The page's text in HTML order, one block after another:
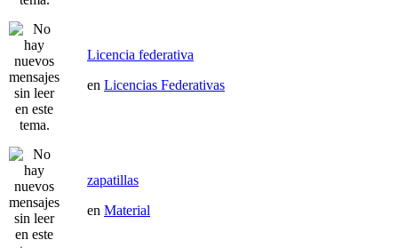
Licencia federativa
en Licencias Federativas
zapatillas
en Material